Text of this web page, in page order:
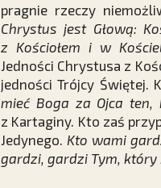
pragnie rzeczy
Chrystus jest Głową:
z Kościołem i w
Jedności Chrystusa z
jedności Trójcy Świętej.
mieć Boga za Ojca ten,
z Kartaginy. Kto zaś
Jedynego. Kto wami
gardzi, gardzi Tym, który